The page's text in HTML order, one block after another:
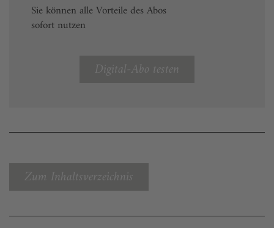
Sie können alle Vorteile des Abos
sofort nutzen
Digital-Abo testen
Zum Inhaltsverzeichnis